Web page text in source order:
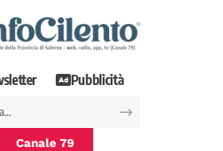
Pubblicità
Canale 79